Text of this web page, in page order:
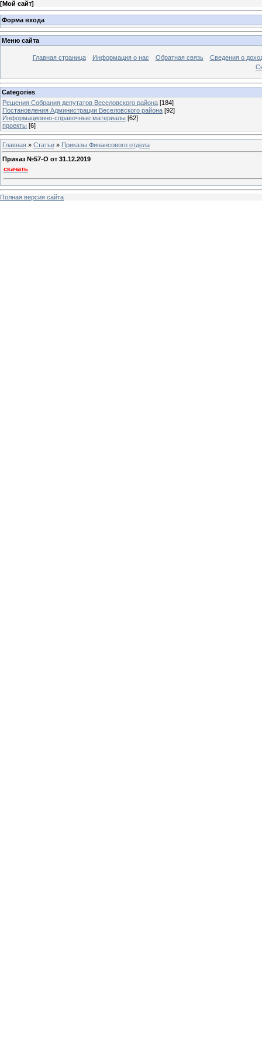
[Мой сайт]
Форма входа
Меню сайта
Главная страница Информация о нас Обратная связь
Сведения о
Categories
Решения Собрания депутатов Веселовского района [184]
Постановления Администрации Веселовского района [92]
Информационно-справочные материалы [62]
проекты [6]
Главная » Статьи » Приказы Финансового отдела
Приказ №57-O от 31.12.2019
скачать
Полная версия сайта